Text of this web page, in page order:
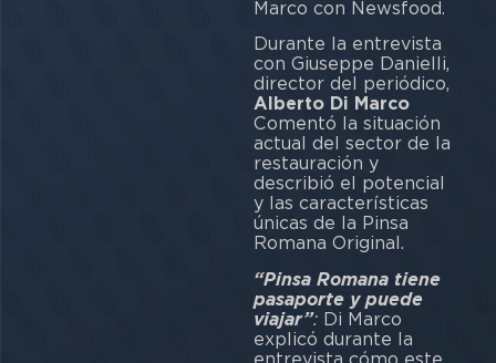
Marco con Newsfood.
Durante la entrevista
con Giuseppe Danielli,
director del periódico,
Alberto Di Marco
Comentó la situación
actual del sector de la
restauración y
describió el potencial
y las características
únicas de la Pinsa
Romana Original.
“Pinsa Romana tiene
pasaporte y puede
viajar”: Di Marco
explicó durante la